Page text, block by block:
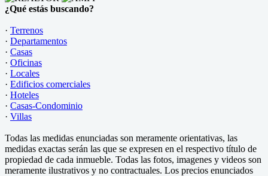
¿Qué estás buscando?
· Terrenos
· Departamentos
· Casas
· Oficinas
· Locales
· Edificios comerciales
· Hoteles
· Casas-Condominio
· Villas
Todas las medidas enunciadas son meramente orientativas, las
medidas exactas serán las que se expresen en el respectivo título de
propiedad de cada inmueble. Todas las fotos, imagenes y videos son
meramente ilustrativos y no contractuales. Los precios enunciados